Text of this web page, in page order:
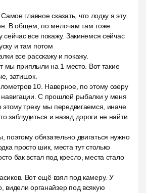
главное сказать, что лодку я эту
В общем, по мелочам там тоже
сейчас все покажу. Закинемся сейчас
и там потом
все расскажу и покажу.
мы приплыли на 1 место. Вот такие
затишок.
10. Наверное, по этому озеру
навигации. С прошлой рыбалки у меня
этому треку мы передвигаемся, иначе
заблудиться и назад дороги не найти.
поэтому обязательно двигаться нужно
просто шик, места тут столько
бак встал под кресло, места стало
Вот ещё взял под камеру. У
видели органайзер под всякую